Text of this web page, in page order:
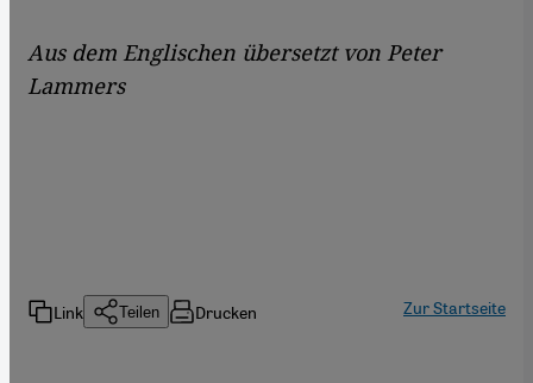
Aus dem Englischen übersetzt von Peter
Lammers
Link Teilen Drucken Zur Startseite